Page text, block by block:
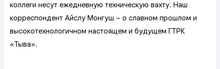
коллеги несут ежедневную техническую вахту. Наш
корреспондент Айслу Монгуш – о славном прошлом и
высокотехнологичном настоящем и будущем ГТРК
«Тыва».